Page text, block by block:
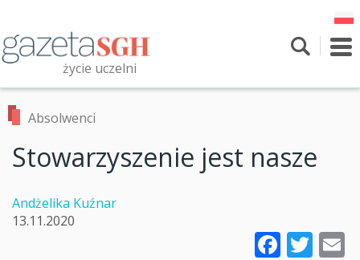
treści
życie uczelni
Przeszukaj witrynę
Absolwenci
Stowarzyszenie jest nasze
Andżelika Kuźnar
13.11.2020